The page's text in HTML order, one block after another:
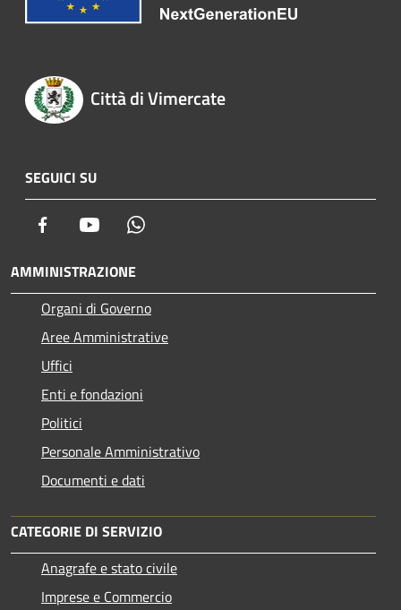
Città di Vimercate
SEGUICI SU
Facebook Youtube
AMMINISTRAZIONE
Organi di Governo
Aree Amministrative
Uffici
Enti e fondazioni
Politici
Personale Amministrativo
Documenti e dati
CATEGORIE DI SERVIZIO
Anagrafe e stato civile
Imprese e Commercio